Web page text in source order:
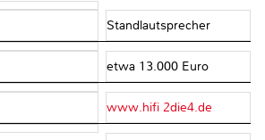
Standlautsprecher
etwa 13.000 Euro
www.hifi 2die4.de